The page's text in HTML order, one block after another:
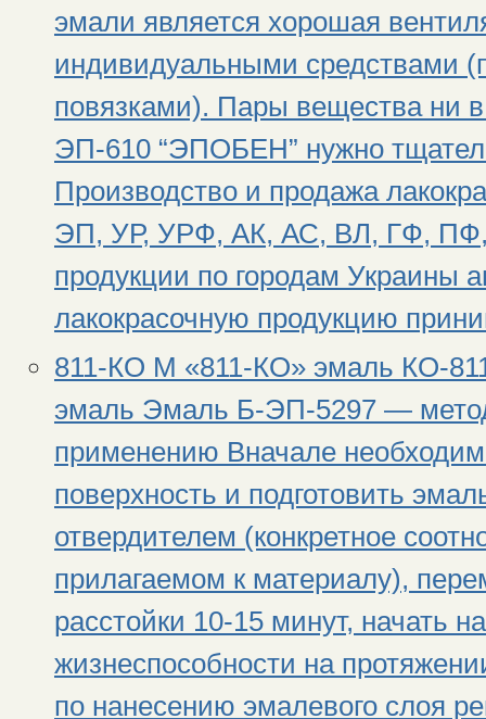
эмали является хорошая
индивидуальными средствами
повязками). Пары вещества ни
ЭП-610 “ЭПОБЕН” нужно
Производство и продажа
ЭП, УР, УРФ, АК, АС, ВЛ, ГФ,
продукции по городам Украины
лакокрасочную продукцию
811-КО М «811-КО» эмаль КО-
эмаль Эмаль Б-ЭП-5297 —
применению Вначале
поверхность и подготовить
отвердителем (конкретное
прилагаемом к материалу),
расстойки 10-15 минут, начать
жизнеспособности на
по нанесению эмалевого слоя